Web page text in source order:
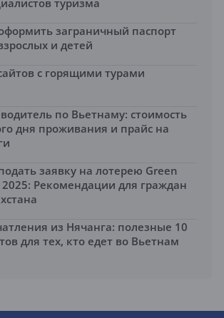
туризма
заграничный паспорт
и детей
с горящими турами
по Вьетнаму: стоимость
дня проживания и прайс на
заявку на лотерею Green
2025: Рекомендации для граждан
из Нячанга: полезные 10
для тех, кто едет во Вьетнам